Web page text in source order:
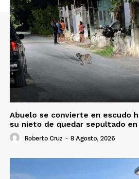
Abuelo se convierte en escudo
su nieto de quedar sepultado
Roberto Cruz - 8 Agosto, 2026